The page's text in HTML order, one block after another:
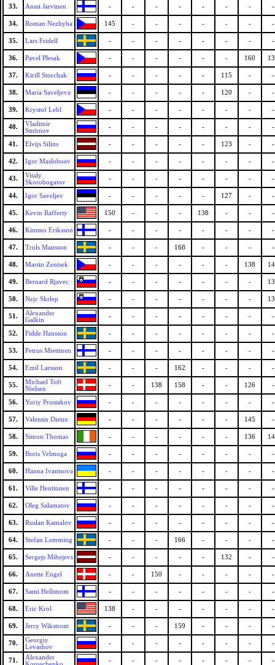
33. Anssi Jarvinen - - - - - - - -
34. Roman Nezhyba 145 - - - - - - -
35. Lars Fridell - - - - - - - -
36. Pavel Plesak - - - - - - 160
37. Kirill Storchak - - - - - 115 - -
38. Maria Saveljeva - - - - - 120 - -
39. Krystof Lebl - - - - - - - -
40.
Vladimir
Smirnov
- - - - - - - -
41. Elvijs Silins - - - - - 123 - -
42. Igor Masloboev - - - - - - - -
43.
Vitaly
Skorobogatov
- - - - - - - -
44. Igor Saveljev - - - - - 127 - -
45. Kevin Rafferty 150 - - - 138 - - -
46. Kimmo Eriksson - - - - - - - -
47. Truls Mansson - - - 168 - - - -
48. Martin Zenisek - - - - - - 138
49. Bernard Rjavec - - - - - - -
50. Nejc Skrlep - - - - - - -
51.
Alexander
Galkin
- - - - - - - -
52. Fidde Hansson - - - - - - - -
53. Petrus Miettinen - - - - - - - -
54. Emil Larsson - - - 162 - - - -
55.
Michael Toft
Nielsen
- - 138 158 - - 126 -
56. Yuriy Prostakov - - - - - - - -
57. Valentin Dietze - - - - - - 145 -
58. Simon Thomas - - - - - - 136
59. Boris Velmoga - - - - - - - -
60. Hanna Ivantsova - - - - - - - -
61. Ville Henttonen - - - - - - - -
62. Oleg Salamatov - - - - - - - -
63. Ruslan Kamalov - - - - - - - -
64. Stefan Lemming - - - 166 - - - -
65. Sergejs Mihejevs - - - - - 132 - -
66. Anette Engel - - 150 - - - - -
67. Sami Hellstrom - - - - - - - -
68. Eric Krol 138 - - - - - - -
69. Jerry Wikstrom - - - 159 - - - -
70.
Georgiy
Levashov
- - - - - - - -
71.
Alexander
- - - - - - - -